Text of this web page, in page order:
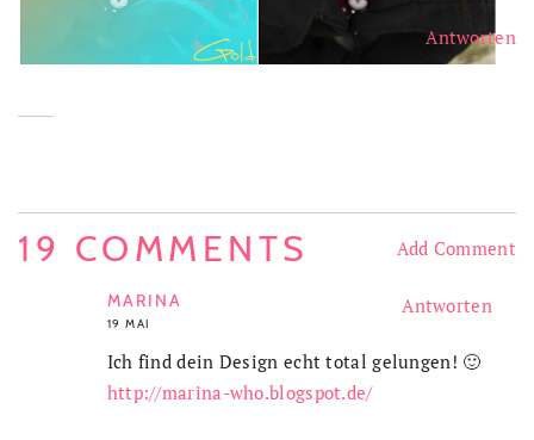
19 COMMENTS Add Comment
MARINA
19 MAI
Antworten
Ich find dein Design echt total gelungen! 🙂
http://marina-who.blogspot.de/
Antworten